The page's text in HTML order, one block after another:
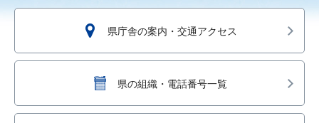
県庁舎の案内・交通アクセス
県の組織・電話番号一覧